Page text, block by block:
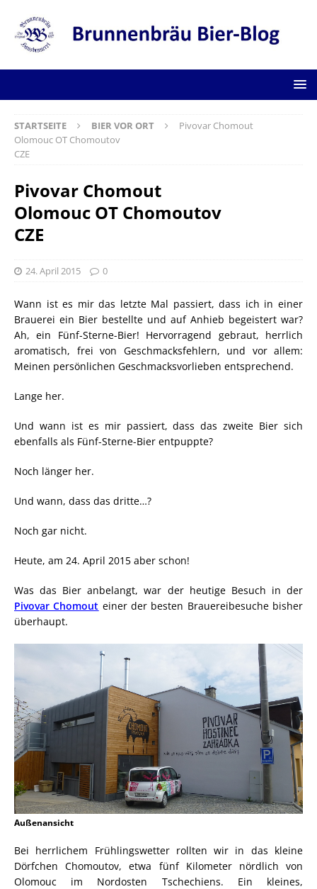
STARTSEITE BIER VOR ORT
Pivovar Chomout
Olomouc OT Chomoutov
CZE
Pivovar Chomout
Olomouc OT Chomoutov
CZE
24. April 2015 0
Wann ist es mir das letzte Mal passiert, dass ich in einer
Brauerei ein Bier bestellte und auf Anhieb begeistert war?
Ah, ein Fünf-Sterne-Bier! Hervorragend gebraut, herrlich
aromatisch, frei von Geschmacksfehlern, und vor allem:
Meinen persönlichen Geschmacksvorlieben entsprechend.
Lange her.
Und wann ist es mir passiert, dass das zweite Bier sich
ebenfalls als Fünf-Sterne-Bier entpuppte?
Noch länger her.
Und wann, dass das dritte…?
Noch gar nicht.
Heute, am 24. April 2015 aber schon!
Was das Bier anbelangt, war der heutige Besuch in der
Pivovar Chomout einer der besten Brauereibesuche bisher
überhaupt.
Außenansicht
Bei herrlichem Frühlingswetter rollten wir in das kleine
Dörfchen Chomoutov, etwa fünf Kilometer nördlich von
Olomouc im Nordosten Tschechiens. Ein kleines,